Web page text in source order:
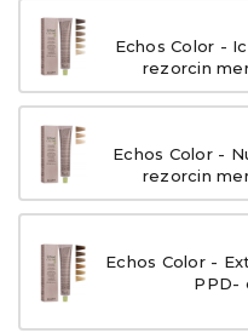
Echos Color -
rezorcin
Echos Color -
rezorcin
Echos Color -
PPD-